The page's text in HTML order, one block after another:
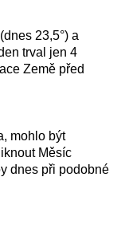
23,5°) a
trval jen 4
Země před
mohlo být
Měsíc
dnes při podobné